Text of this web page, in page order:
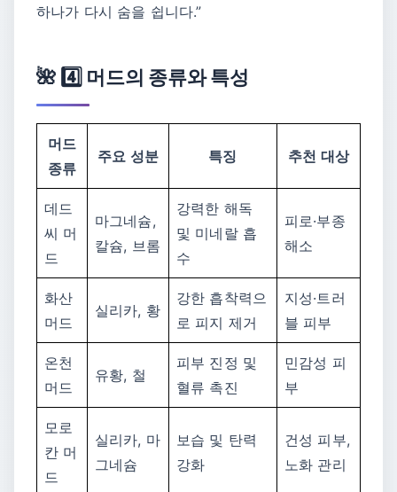
하나가 다시 숨을 쉽니다.”
🌺 4️⃣ 머드의 종류와 특성
머드
종류
주요 성분 특징 추천 대상
데드
씨 머
드
마그네슘,
칼슘, 브롬
강력한 해독
및 미네랄 흡
수
피로·부종
해소
화산
머드
실리카, 황
강한 흡착력으
로 피지 제거
지성·트러
블 피부
온천
머드
유황, 철
피부 진정 및
혈류 촉진
민감성 피
부
모로
칸 머
드
실리카, 마
그네슘
보습 및 탄력
강화
건성 피부,
노화 관리